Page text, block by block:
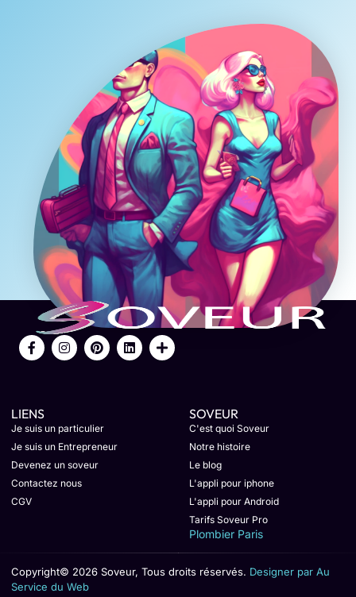
LIENS
Je suis un particulier
Je suis un Entrepreneur
Devenez un soveur
Contactez nous
CGV
SOVEUR
C'est quoi Soveur
Notre histoire
Le blog
L'appli pour iphone
L'appli pour Android
Tarifs Soveur Pro
Plombier Paris
Copyright© 2026 Soveur, Tous droits réservés. Designer par Au
Service du Web